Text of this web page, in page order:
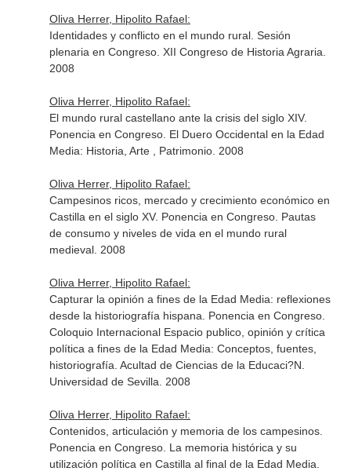
Oliva Herrer, Hipolito Rafael:
Identidades y conflicto en el mundo rural. Sesión
plenaria en Congreso. XII Congreso de Historia Agraria.
2008
Oliva Herrer, Hipolito Rafael:
El mundo rural castellano ante la crisis del siglo XIV.
Ponencia en Congreso. El Duero Occidental en la Edad
Media: Historia, Arte , Patrimonio. 2008
Oliva Herrer, Hipolito Rafael:
Campesinos ricos, mercado y crecimiento económico en
Castilla en el siglo XV. Ponencia en Congreso. Pautas
de consumo y niveles de vida en el mundo rural
medieval. 2008
Oliva Herrer, Hipolito Rafael:
Capturar la opinión a fines de la Edad Media: reflexiones
desde la historiografía hispana. Ponencia en Congreso.
Coloquio Internacional Espacio publico, opinión y crítica
política a fines de la Edad Media: Conceptos, fuentes,
historiografía. Acultad de Ciencias de la Educaci?N.
Universidad de Sevilla. 2008
Oliva Herrer, Hipolito Rafael:
Contenidos, articulación y memoria de los campesinos.
Ponencia en Congreso. La memoria histórica y su
utilización política en Castilla al final de la Edad Media.